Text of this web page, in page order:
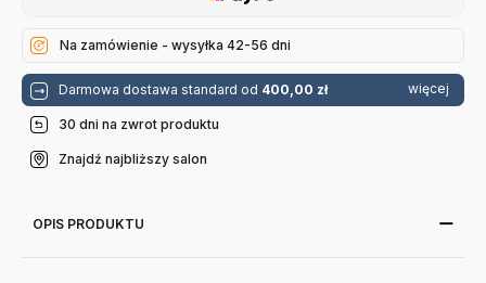
Na zamówienie - wysyłka 42-56 dni
Darmowa dostawa standard od 400,00 zł więcej
30 dni na zwrot produktu
Znajdź najbliższy salon
OPIS PRODUKTU